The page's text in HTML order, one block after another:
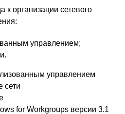
к организации сетевого
управлением;
управлением
сети
for Workgroups версии 3.1